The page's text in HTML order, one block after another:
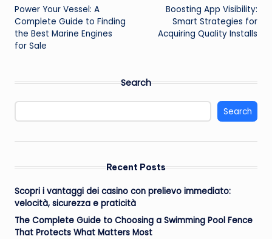
navigation
Power Your Vessel: A
Complete Guide to Finding
the Best Marine Engines
for Sale
Boosting App Visibility:
Smart Strategies for
Acquiring Quality Installs
Search
Search
Recent Posts
Scopri i vantaggi dei casino con prelievo immediato:
velocità, sicurezza e praticità
The Complete Guide to Choosing a Swimming Pool Fence
That Protects What Matters Most